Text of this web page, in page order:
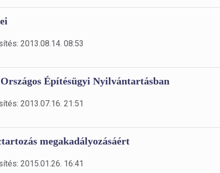
2013.08.14. 08:53
Építésügyi Nyilvántartásban
2013.07.16. 21:51
megakadályozásáért
2015.01.26. 16:41